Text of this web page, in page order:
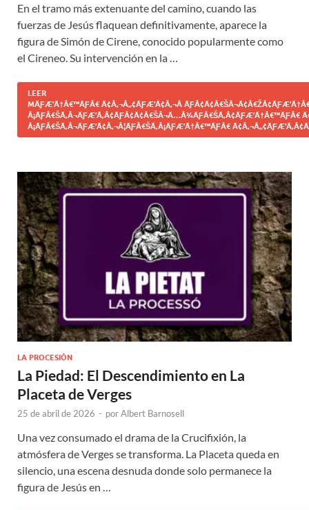
En el tramo más extenuante del camino, cuando las
fuerzas de Jesús flaquean definitivamente, aparece la
figura de Simón de Cirene, conocido popularmente como
el Cireneo. Su intervención en la …
LEER
MÃƑÆ’Ã†Â€™ÃƑÂ€ Ã¢Â‚¬Â„¢ÃƑÆ’Ã¢Â‚¬Â
Â¡ÃƑÂ€ŠÃ‚Â¬ÃƑÆ’Ã‚Â¢ÃƑÂ¢Ã¢Â€ŠÂ¬Ã…Â¾ÃƑÂ€ŠÃ‚Â¢ÃƑÆ’Ã†Â€™ÃƑÂ€
Â¡ÃƑÂ€ŠÃ‚Â¬ÃƑÆ’Ã¢Â‚¬Â¦ÃƑÂ€ŠÃ‚Â¡ÃƑÆ’Ã†Â€™ÃƑÂ€
LA PROCESIÓN
La Piedad: El Descendimiento en La
Placeta de Verges
25 de abril de 2026 - porAlbert Barnosell
Una vez consumado el drama de la Crucifixión, la
atmósfera de Verges se transforma. La Placeta queda en
silencio, una escena desnuda donde solo permanece la
figura de Jesús en …